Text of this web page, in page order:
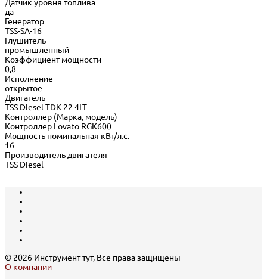
Датчик уровня топлива
да
Генератор
TSS-SA-16
Глушитель
промышленный
Коэффициент мощности
0,8
Исполнение
открытое
Двигатель
TSS Diesel TDК 22 4LT
Контроллер (Марка, модель)
Контроллер Lovato RGK600
Мощность номинальная кВт/л.с.
16
Производитель двигателя
TSS Diesel
© 2026 Инструмент тут, Все права защищены
О компании